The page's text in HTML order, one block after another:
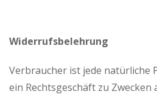
Widerrufsbelehrung
Verbraucher ist jede natürliche
ein Rechtsgeschäft zu Zwecken